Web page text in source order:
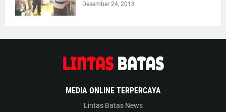
Desember 24, 2018
MEDIA ONLINE TERPERCAYA
Lintas Batas News